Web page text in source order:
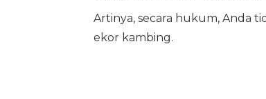
Artinya, secara hukum, Anda
ekor kambing.